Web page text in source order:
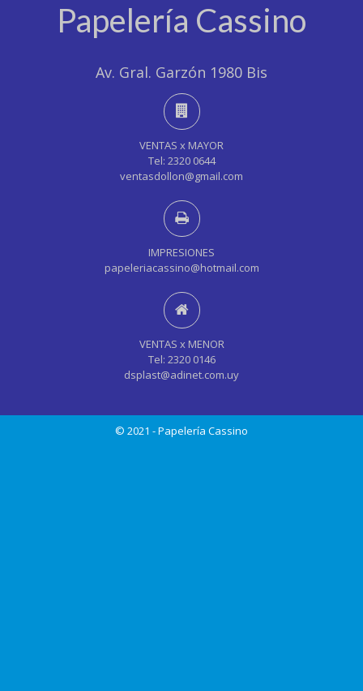
Papelería Cassino
Av. Gral. Garzón 1980 Bis
VENTAS x MAYOR
Tel: 2320 0644
ventasdollon@gmail.com
IMPRESIONES
papeleriacassino@hotmail.com
VENTAS x MENOR
Tel: 2320 0146
dsplast@adinet.com.uy
© 2021 - Papelería Cassino